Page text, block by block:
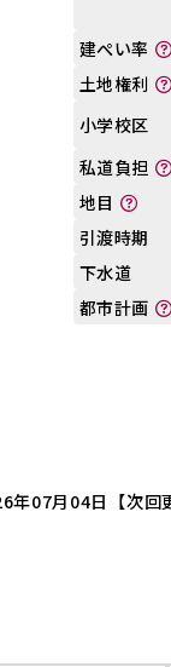
建ぺい率
土地権利
小学校区
私道負担
地目
引渡時期
下水道
都市計画
年07月04日 【次